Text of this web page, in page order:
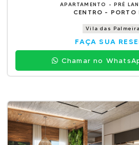
APARTAMENTO - PRÉ
CENTRO - PORTO
Vila das
FAÇA SUA
Chamar no